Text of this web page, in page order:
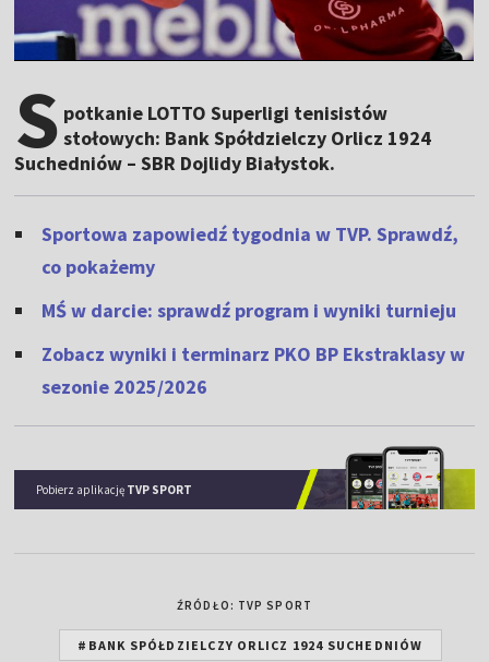
S potkanie LOTTO Superligi tenisistów
stołowych: Bank Spółdzielczy Orlicz 1924
Suchedniów – SBR Dojlidy Białystok.
Sportowa zapowiedź tygodnia w TVP. Sprawdź,
co pokażemy
MŚ w darcie: sprawdź program i wyniki turnieju
Zobacz wyniki i terminarz PKO BP Ekstraklasy w
sezonie 2025/2026
Pobierz aplikację TVP SPORT
ŹRÓDŁO: TVP SPORT
#BANK SPÓŁDZIELCZY ORLICZ 1924 SUCHEDNIÓW